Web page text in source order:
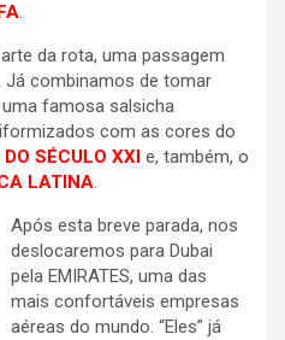
.
da rota, uma passagem
Já combinamos de tomar
famosa salsicha
com as cores do
SÉCULO XXI e, também, o
LATINA.
Após esta breve parada, nos
deslocaremos para Dubai
pela EMIRATES, uma das
mais confortáveis empresas
aéreas do mundo. “Eles” já